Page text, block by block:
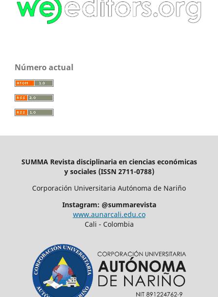
Número actual
SUMMA Revista disciplinaria en ciencias económicas
y sociales (ISSN 2711-0788)
Corporación Universitaria Autónoma de Nariño
Instagram: @summarevista
www.aunarcali.edu.co
Cali - Colombia